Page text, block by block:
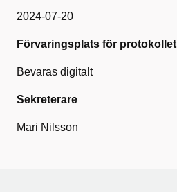
2024-07-20
Förvaringsplats för protokollet
Bevaras digitalt
Sekreterare
Mari Nilsson